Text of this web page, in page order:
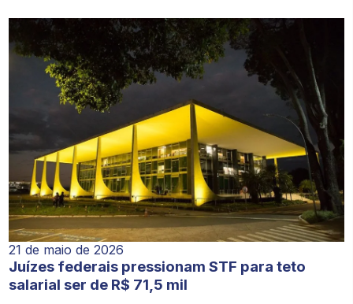
21 de maio de 2026
Juízes federais pressionam STF para teto
salarial ser de R$ 71,5 mil